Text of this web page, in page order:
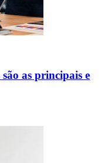
as principais e